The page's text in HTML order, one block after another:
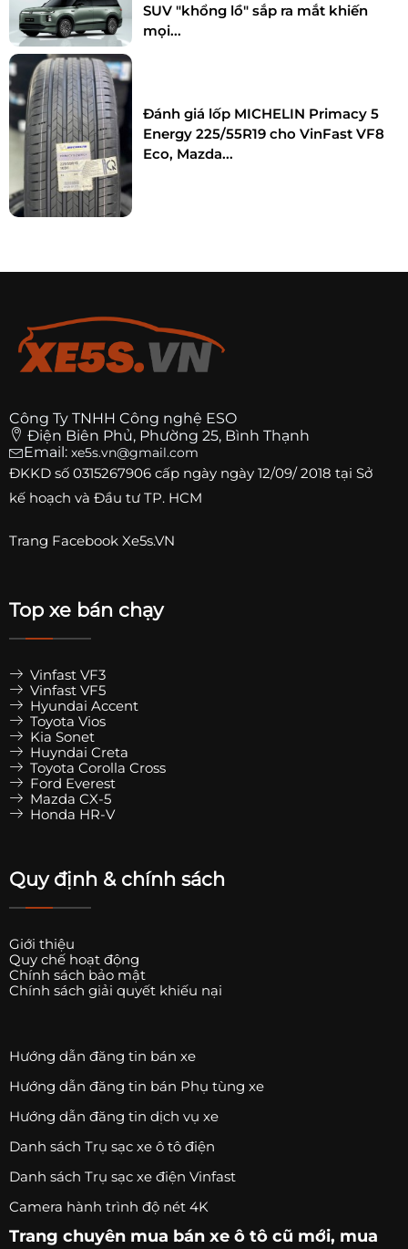
SUV "khổng lồ" sắp ra mắt khiến
mọi...
Đánh giá lốp MICHELIN Primacy 5
Energy 225/55R19 cho VinFast VF8
Eco, Mazda...
Công Ty TNHH Công nghệ ESO
Điện Biên Phủ, Phường 25, Bình Thạnh
Email: xe5s.vn@gmail.com
ĐKKD số 0315267906 cấp ngày ngày 12/09/ 2018 tại Sở
kế hoạch và Đầu tư TP. HCM
Trang Facebook Xe5s.VN
Top xe bán chạy
Vinfast VF3
Vinfast VF5
Hyundai Accent
Toyota Vios
Kia Sonet
Huyndai Creta
Toyota Corolla Cross
Ford Everest
Mazda CX-5
Honda HR-V
Quy định & chính sách
Giới thiệu
Quy chế hoạt động
Chính sách bảo mật
Chính sách giải quyết khiếu nại
Hướng dẫn đăng tin bán xe
Hướng dẫn đăng tin bán Phụ tùng xe
Hướng dẫn đăng tin dịch vụ xe
Danh sách Trụ sạc xe ô tô điện
Danh sách Trụ sạc xe điện Vinfast
Camera hành trình độ nét 4K
Trang chuyên mua bán xe ô tô cũ mới, mua